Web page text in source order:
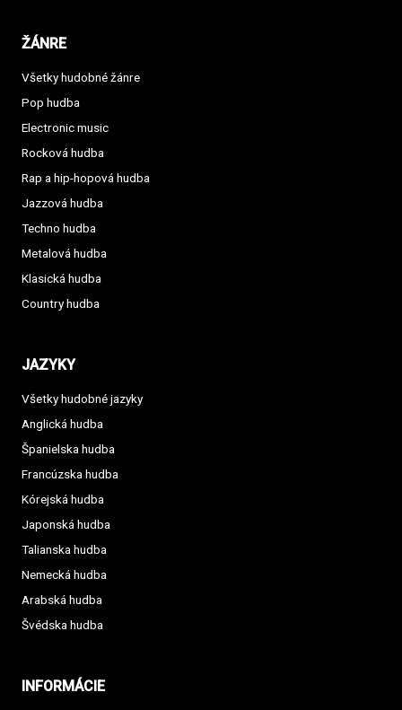
ŽÁNRE
Všetky hudobné žánre
Pop hudba
Electronic music
Rocková hudba
Rap a hip-hopová hudba
Jazzová hudba
Techno hudba
Metalová hudba
Klasická hudba
Country hudba
JAZYKY
Všetky hudobné jazyky
Anglická hudba
Španielska hudba
Francúzska hudba
Kórejská hudba
Japonská hudba
Talianska hudba
Nemecká hudba
Arabská hudba
Švédska hudba
INFORMÁCIE